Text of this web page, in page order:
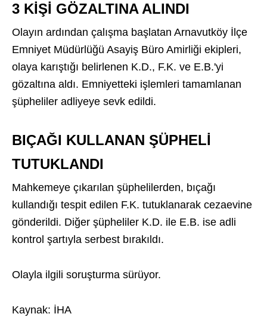
3 KİŞİ GÖZALTINA ALINDI
Olayın ardından çalışma başlatan Arnavutköy İlçe
Emniyet Müdürlüğü Asayiş Büro Amirliği ekipleri,
olaya karıştığı belirlenen K.D., F.K. ve E.B.'yi
gözaltına aldı. Emniyetteki işlemleri tamamlanan
şüpheliler adliyeye sevk edildi.
BIÇAĞI KULLANAN ŞÜPHELİ
TUTUKLANDI
Mahkemeye çıkarılan şüphelilerden, bıçağı
kullandığı tespit edilen F.K. tutuklanarak cezaevine
gönderildi. Diğer şüpheliler K.D. ile E.B. ise adli
kontrol şartıyla serbest bırakıldı.
Olayla ilgili soruşturma sürüyor.
Kaynak: İHA